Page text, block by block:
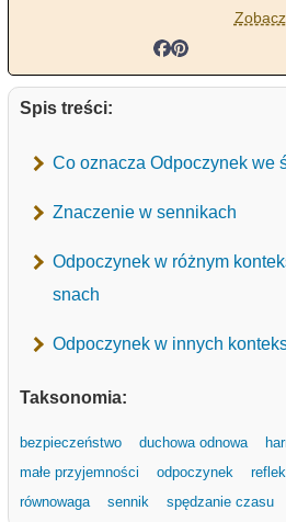
Spis treści:
Co oznacza Odpoczynek we
Znaczenie w sennikach
Odpoczynek w różnym
snach
Odpoczynek w innych
Taksonomia:
bezpieczeństwo duchowa odnowa
małe przyjemności
odpoczynek
równowaga
sennik spędzanie czasu